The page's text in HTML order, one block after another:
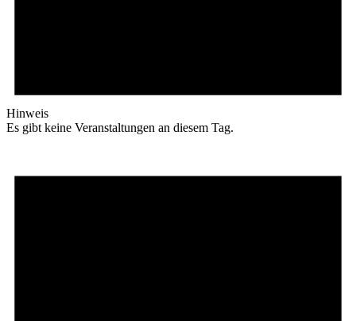
Hinweis
Es gibt keine Veranstaltungen an diesem Tag.